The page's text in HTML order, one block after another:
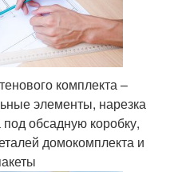
комплекта –
элементы, нарезка
обсадную коробку,
домокомплекта и